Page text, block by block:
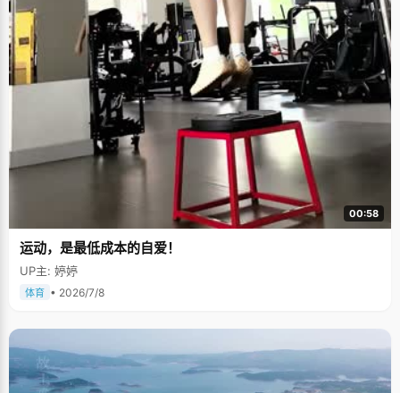
00:58
运动，是最低成本的自爱！
UP主: 婷婷
体育 • 2026/7/8